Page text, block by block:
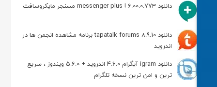
دانلود messenger plus ! 6.00.0.773 مسنجر مایکروسافت
دانلود tapatalk forums 8.9.10 برنامه مشاهده انجمن ها در
اندروید
دانلود igram آیگرام 4.6.0 اندروید + 5.6.0 ویندوز ، سریع
ترین و امن ترین نسخه تلگرام